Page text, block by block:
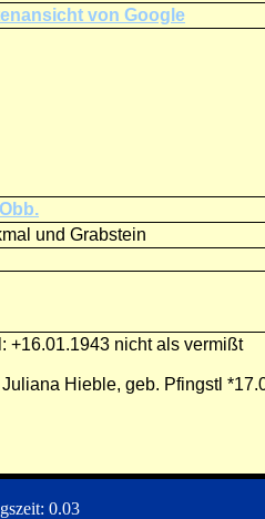
von Google
und Grabstein
+16.01.1943 nicht als vermißt
Juliana Hieble, geb. Pfingstl
0.03